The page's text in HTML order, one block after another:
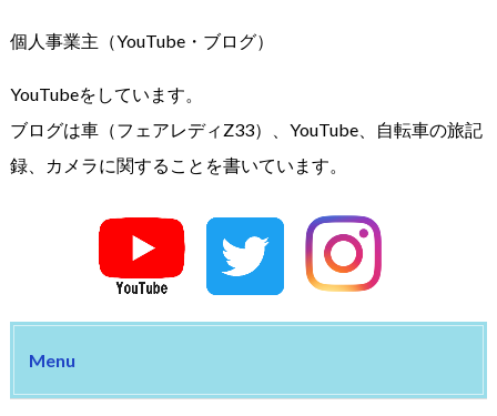
個人事業主（YouTube・ブログ）
YouTubeをしています。
ブログは車（フェアレディZ33）、YouTube、自転車の旅記
録、カメラに関することを書いています。
Menu